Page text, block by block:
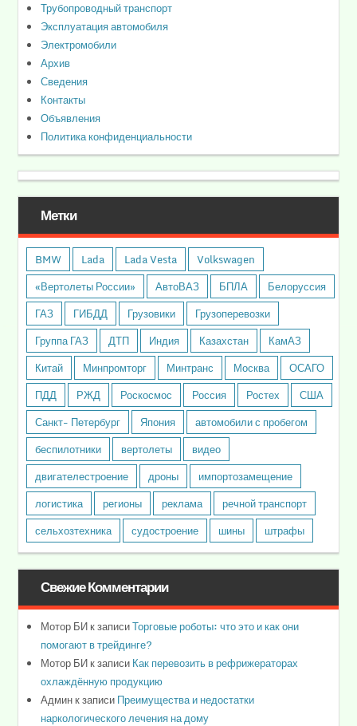
Трубопроводный транспорт
Эксплуатация автомобиля
Электромобили
Архив
Сведения
Контакты
Объявления
Политика конфиденциальности
Метки
BMW Lada Lada Vesta
Volkswagen
«Вертолеты России»
АвтоВАЗ БПЛА
Белоруссия
ГАЗ
ГИБДД Грузовики
Грузоперевозки
Группа ГАЗ
ДТП Индия Казахстан
КамАЗ
Китай
Минпромторг Минтранс Москва
ОСАГО
ПДД
РЖД Роскосмос Россия Ростех
США
Санкт- Петербург
Япония
автомобили с пробегом
беспилотники
вертолеты
видео
двигателестроение
дроны
импортозамещение
логистика
регионы реклама
речной транспорт
сельхозтехника
судостроение шины штрафы
Свежие Комментарии
Мотор БИк записиТорговые роботы: что это и как они
помогают в трейдинге?
Мотор БИк записиКак перевозить в рефрижераторах
охлаждённую продукцию
Админк записиПреимущества и недостатки
наркологического лечения на дому